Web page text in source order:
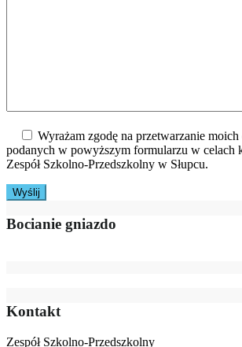
Wyrażam zgodę na przetwarzanie
podanych w powyższym formularzu w celach
Zespół Szkolno-Przedszkolny w Słupcu.
Bocianie gniazdo
Kontakt
Zespół Szkolno-Przedszkolny